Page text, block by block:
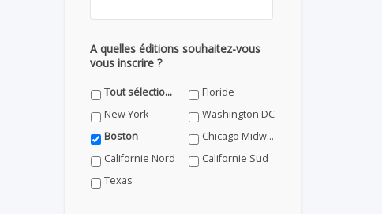
A quelles éditions souhaitez-vous
vous inscrire ?
Tout sélectionner
Floride
New York
Washington DC
Boston
Chicago Midwest
Californie Nord
Californie Sud
Texas